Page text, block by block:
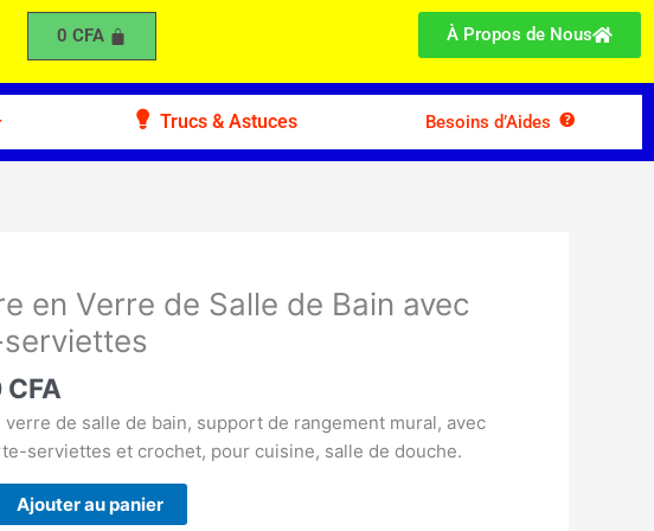
0 CFA À Propos de Nous
Trucs & Astuces Besoins d’Aides
en Verre de Salle de Bain avec
CFA
verre de salle de bain, support de rangement mural, avec
serviettes et crochet, pour cuisine, salle de douche.
Ajouter au panier